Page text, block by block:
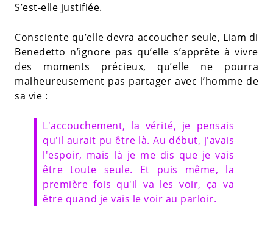
S’est-elle justifiée.
Consciente qu’elle devra accoucher seule, Liam di
Benedetto n’ignore pas qu’elle s’apprête à vivre
des moments précieux, qu’elle ne pourra
malheureusement pas partager avec l’homme de
sa vie :
L'accouchement, la vérité, je pensais
qu'il aurait pu être là. Au début, j'avais
l'espoir, mais là je me dis que je vais
être toute seule. Et puis même, la
première fois qu'il va les voir, ça va
être quand je vais le voir au parloir.